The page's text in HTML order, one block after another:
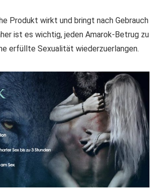
Produkt wirkt und bringt nach Gebrauch
ist es wichtig, jeden Amarok-Betrug zu
erfüllte Sexualität wiederzuerlangen.